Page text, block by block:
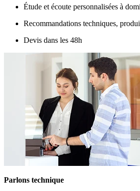
Étude et écoute personnalisées à
Recommandations techniques,
Devis dans les 48h
Parlons technique